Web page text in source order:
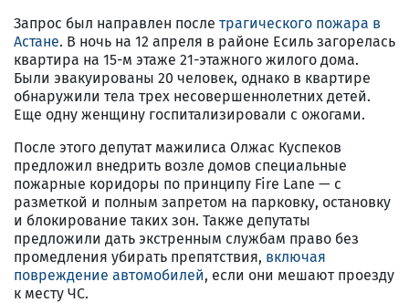
Запрос был направлен после трагического пожара в
Астане. В ночь на 12 апреля в районе Есиль загорелась
квартира на 15-м этаже 21-этажного жилого дома.
Были эвакуированы 20 человек, однако в квартире
обнаружили тела трех несовершеннолетних детей.
Еще одну женщину госпитализировали с ожогами.
После этого депутат мажилиса Олжас Куспеков
предложил внедрить возле домов специальные
пожарные коридоры по принципу Fire Lane — с
разметкой и полным запретом на парковку, остановку
и блокирование таких зон. Также депутаты
предложили дать экстренным службам право без
промедления убирать препятствия, включая
повреждение автомобилей, если они мешают проезду
к месту ЧС.